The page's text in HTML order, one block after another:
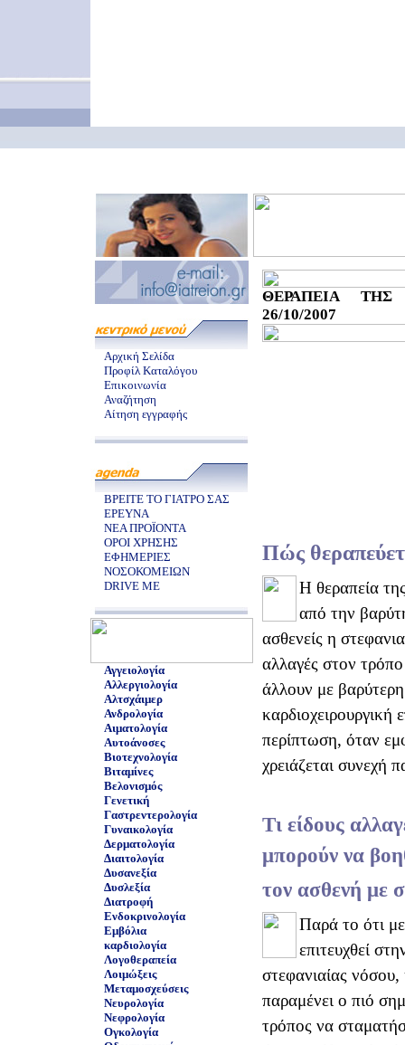
Αρχική Σελίδα
Προφίλ Καταλόγου
Επικοινωνία
Αναζήτηση
Αίτηση εγγραφής
ΒΡΕΙΤΕ ΤΟ ΓΙΑΤΡΟ ΣΑΣ
ΕΡΕΥΝΑ
ΝΕΑ ΠΡΟΪΟΝΤΑ
ΟΡΟΙ ΧΡΗΣΗΣ
ΕΦΗΜΕΡΙΕΣ
ΝΟΣΟΚΟΜΕΙΩΝ
DRIVE ME
Αγγειολογία
Αλλεργιολογία
Αλτσχάιμερ
Ανδρολογία
Αιματολογία
Αυτοάνοσες
Βιοτεχνολογία
Βιταμίνες
Βελονισμός
Γενετική
Γαστρεντερολογία
Γυναικολογία
Δερματολογία
Διαιτολογία
Δυσανεξία
Δυσλεξία
Διατροφή
Ενδοκρινολογία
Εμβόλια
καρδιολογία
Λογοθεραπεία
Λοιμώξεις
Μεταμοσχεύσεις
Νευρολογία
Νεφρολογία
Ογκολογία
ΘΕΡΑΠΕΙΑ
26/10/2007
Πώς
Η θεραπεία
από την
ασθενείς η
αλλαγές στον
άλλουν με
περίπτωση, όταν
χρειάζεται συνεχή
Τι είδους
μπορούν να
τον ασθενή με
Παρά το ότι
επιτευχθεί
στεφανιαίας
παραμένει ο πιό
τρόπος να